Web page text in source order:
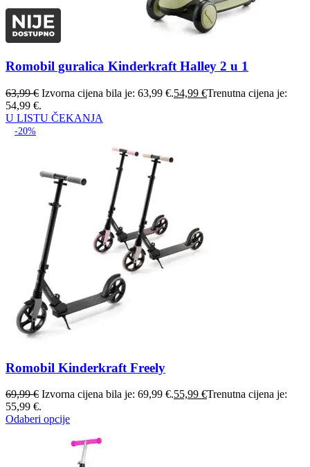
Romobil guralica Kinderkraft Halley 2 u 1
63,99€ Izvorna cijena bila je: 63,99 €.54,99 €Trenutna cijena je:
54,99 €.
U LISTU ČEKANJA
-20%
Romobil Kinderkraft Freely
69,99€ Izvorna cijena bila je: 69,99 €.55,99 €Trenutna cijena je:
55,99 €.
Odaberi opcije